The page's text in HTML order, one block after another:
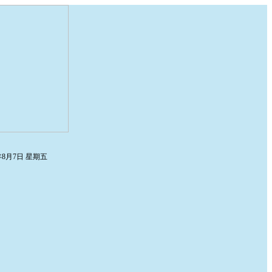
8月7日 星期五